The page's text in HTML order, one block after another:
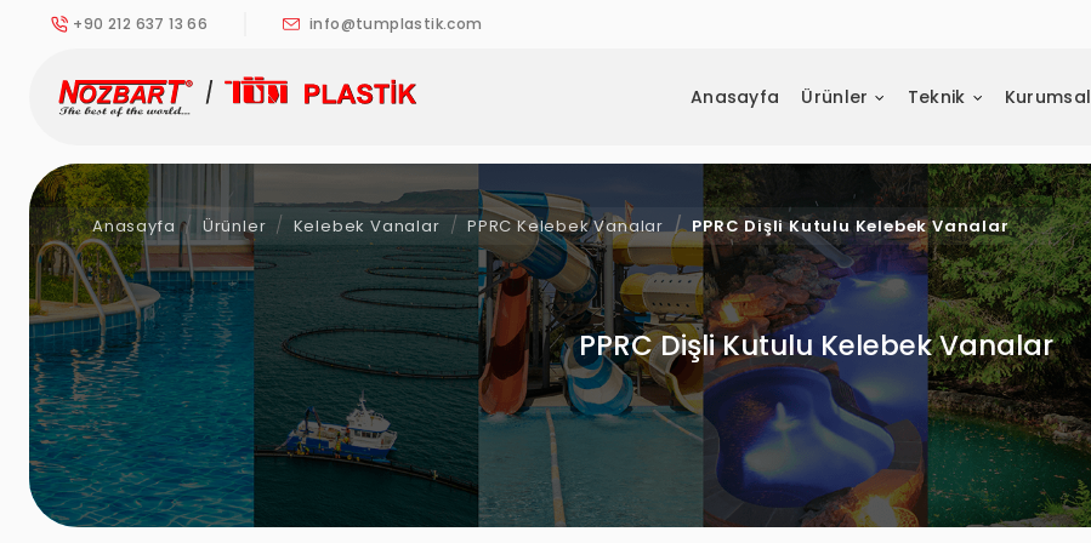
+90 212 637 13 66 info@tumplastik.com
Anasayfa Ürünler Teknik Kurumsal
PPRC Dişli Kutulu Kelebek Vanalar
Anasayfa Ürünler Kelebek Vanalar PPRC Kelebek Vanalar PPRC Dişli Kutulu Kelebek Vanalar